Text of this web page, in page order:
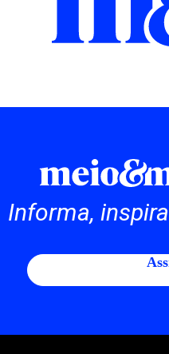
Informa,